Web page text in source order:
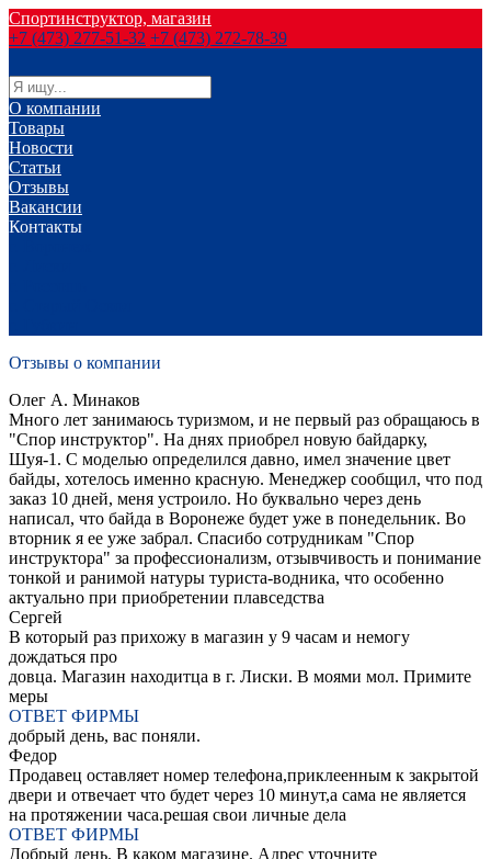
Спортинструктор, магазин
+7 (473) 277-51-32 +7 (473) 272-78-39
О компании
Товары
Новости
Статьи
Отзывы
Вакансии
Контакты
Отзывы о компании
Олег А. Минаков
Много лет занимаюсь туризмом, и не первый раз обращаюсь в
"Спор инструктор". На днях приобрел новую байдарку,
Шуя-1. С моделью определился давно, имел значение цвет
байды, хотелось именно красную. Менеджер сообщил, что под
заказ 10 дней, меня устроило. Но буквально через день
написал, что байда в Воронеже будет уже в понедельник. Во
вторник я ее уже забрал. Спасибо сотрудникам "Спор
инструктора" за профессионализм, отзывчивость и понимание
тонкой и ранимой натуры туриста-водника, что особенно
актуально при приобретении плавседства
Сергей
В который раз прихожу в магазин у 9 часам и немогу
дождаться про
довца. Магазин находитца в г. Лиски. В моями мол. Примите
меры
ОТВЕТ ФИРМЫ
добрый день, вас поняли.
Федор
Продавец оставляет номер телефона,приклеенным к закрытой
двери и отвечает что будет через 10 минут,а сама не является
на протяжении часа.решая свои личные дела
ОТВЕТ ФИРМЫ
Добрый день. В каком магазине. Адрес уточните